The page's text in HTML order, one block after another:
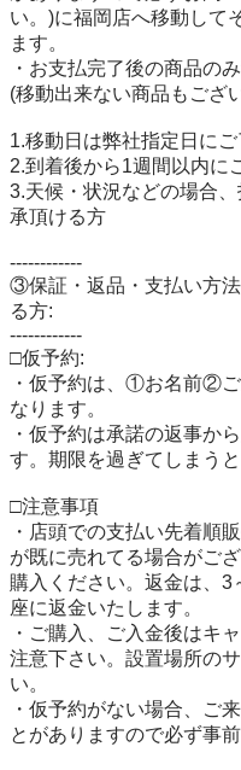
い。)に福岡店へ移動して
ます。
・お支払完了後の商品の
(移動出来ない商品もござ
1.移動日は弊社指定日に
2.到着後から1週間以内に
3.天候・状況などの場合
承頂ける方
------------
③保証・返品・支払い方
る方:
------------
□仮予約:
・仮予約は、①お名前②
なります。
・仮予約は承諾の返事か
す。期限を過ぎてしまう
□注意事項
・店頭での支払い先着順
が既に売れてる場合がご
購入ください。返金は、3
座に返金いたします。
・ご購入、ご入金後はキ
注意下さい。設置場所の
い。
・仮予約がない場合、ご
とがありますので必ず事